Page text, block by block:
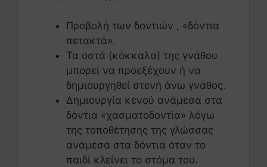
Προβολή των δοντιών , «δόντια
πετακτά».
Τα οστά (κόκκαλα) της γνάθου
μπορεί να προεξέχουν ή να
δημιουργηθεί στενή άνω γνάθος.
Δημιουργία κενού ανάμεσα στα
δόντια «χασματοδοντία» λόγω
της τοποθέτησης της γλώσσας
ανάμεσα στα δόντια όταν το
παιδί κλείνει το στόμα του.